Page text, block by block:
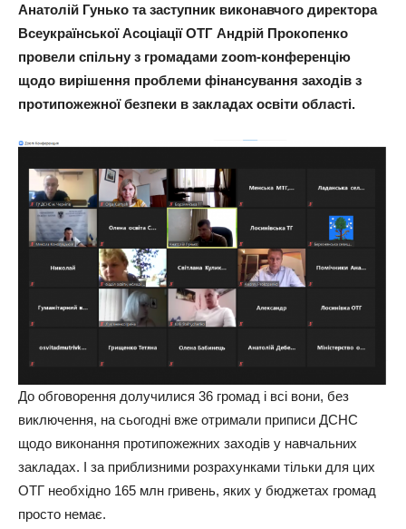
Анатолій Гунько та заступник виконавчого директора
Всеукраїнської Асоціації ОТГ Андрій Прокопенко
провели спільну з громадами zoom-конференцію
щодо вирішення проблеми фінансування заходів з
протипожежної безпеки в закладах освіти області.
До обговорення долучилися 36 громад і всі вони, без
виключення, на сьогодні вже отримали приписи ДСНС
щодо виконання протипожежних заходів у навчальних
закладах. І за приблизними розрахунками тільки для цих
ОТГ необхідно 165 млн гривень, яких у бюджетах громад
просто немає.